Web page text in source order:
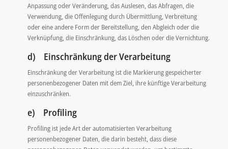
Anpassung oder Veränderung, das Auslesen, das Abfragen, die
Verwendung, die Offenlegung durch Übermittlung, Verbreitung
oder eine andere Form der Bereitstellung, den Abgleich oder die
Verknüpfung, die Einschränkung, das Löschen oder die Vernichtung.
d) Einschränkung der Verarbeitung
Einschränkung der Verarbeitung ist die Markierung gespeicherter
personenbezogener Daten mit dem Ziel, ihre künftige Verarbeitung
einzuschränken.
e) Profiling
Profiling ist jede Art der automatisierten Verarbeitung
personenbezogener Daten, die darin besteht, dass diese